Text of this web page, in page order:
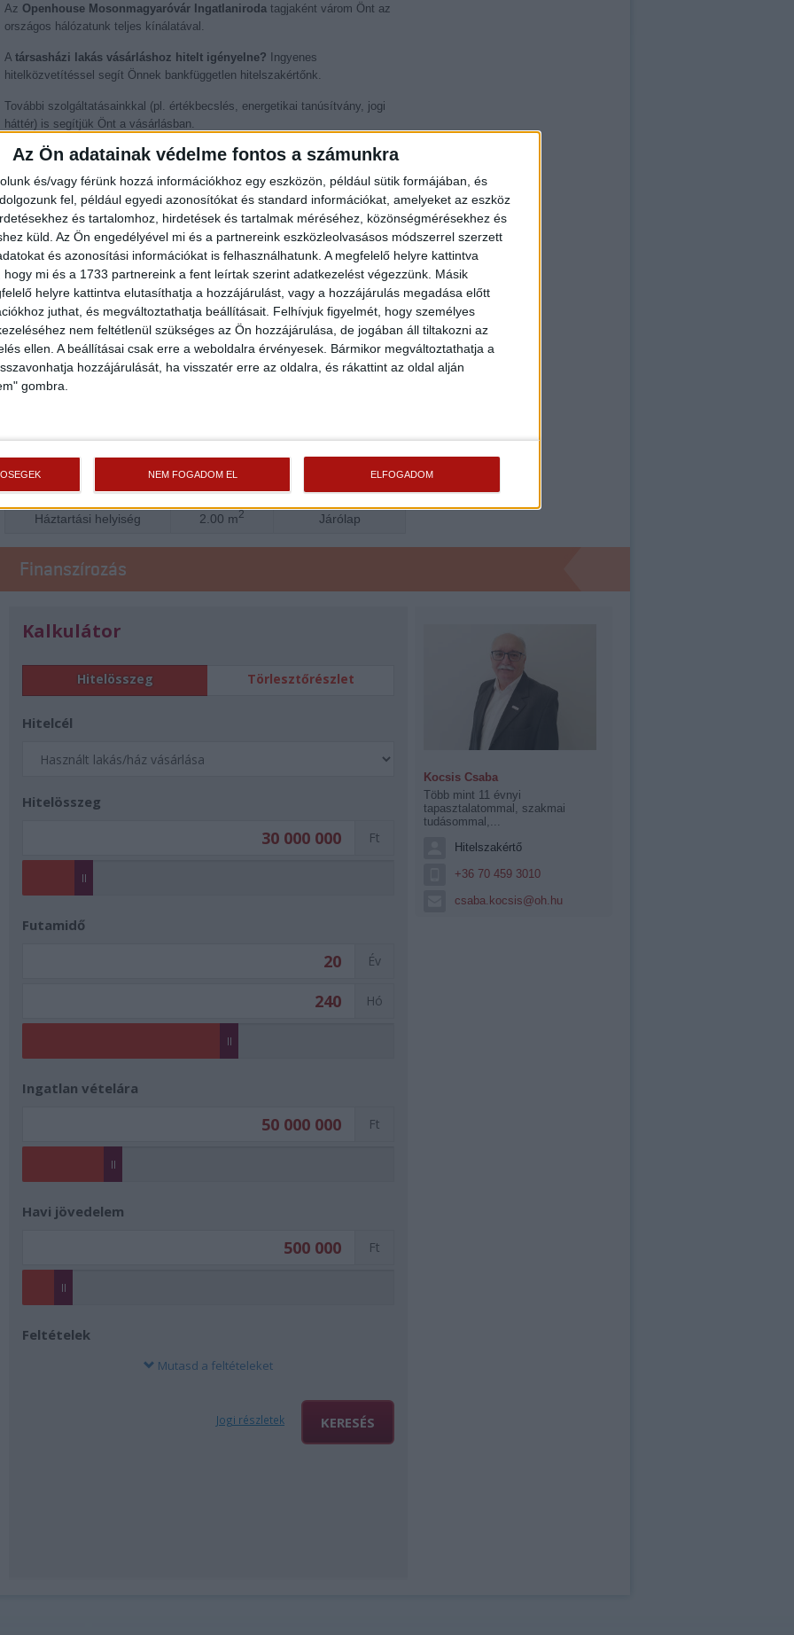
Az Ön adatainak védelme fontos a számunkra
és/vagy férünk hozzá információkhoz egy eszközön, például sütik formájában, és
fel, például egyedi azonosítókat és standard információkat, amelyeket az eszköz
és tartalomhoz, hirdetések és tartalmak méréséhez, közönségmérésekhez és
küld. Az Ön engedélyével mi és a partnereink eszközleolvasásos módszerrel szerzett
és azonosítási információkat is felhasználhatunk. A megfelelő helyre kattintva
hogy mi és a 1733 partnereink a fent leírtak szerint adatkezelést végezzünk. Másik
helyre kattintva elutasíthatja a hozzájárulást, vagy a hozzájárulás megadása előtt
juthat, és megváltoztathatja beállításait. Felhívjuk figyelmét, hogy személyes
nem feltétlenül szükséges az Ön hozzájárulása, de jogában áll tiltakozni az
ellen. A beállításai csak erre a weboldalra érvényesek. Bármikor megváltoztathatja a
hozzájárulását, ha visszatér erre az oldalra, és rákattint az oldal alján
gombra.
NEM FOGADOM EL ELFOGADOM
Az Openhouse Mosonmagyaróvár Ingatlaniroda tagjaként várom Önt az
országos hálózatunk teljes kínálatával.
A társasházi lakás vásárláshoz hitelt igényelne? Ingyenes
hitelközvetítéssel segít Önnek bankfüggetlen hitelszakértőnk.
További szolgáltatásainkkal (pl. értékbecslés, energetikai tanúsítvány, jogi
háttér) is segítjük Önt a vásárlásban.
Az otthon érték. Az ingatlan üzlet.
Helyiségek
Helyiség Alapterület Padlóburkolat
Amerikai konyha 2
Előszoba 5.00 m2 Járólap
Közlekedő 2.00 m 2 Járólap
Szoba 9.00 m2 Laminált padló
WC 2.00 m2 Járólap
WC 2.00 m Járólap
Háztartási helyiség 2.00 m2 Járólap
Finanszírozás
Kocsis Csaba
Több mint 11 évnyi
tapasztalatommal, szakmai
tudásommal,...
Hitelszakértő
+36 70 459 3010
csaba.kocsis@oh.hu